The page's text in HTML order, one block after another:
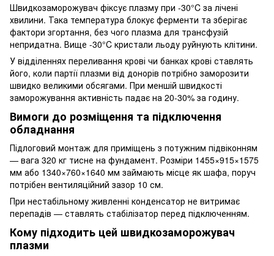
Швидкозаморожувач фіксує плазму при -30°C за лічені
хвилини. Така температура блокує ферменти та зберігає
фактори згортання, без чого плазма для трансфузій
непридатна. Вище -30°C кристали льоду руйнують клітини.
У відділеннях переливання крові чи банках крові ставлять
його, коли партії плазми від донорів потрібно заморозити
швидко великими обсягами. При меншій швидкості
заморожування активність падає на 20-30% за годину.
Вимоги до розміщення та підключення
обладнання
Підлоговий монтаж для приміщень з потужним підвіконням
— вага 320 кг тисне на фундамент. Розміри 1455×915×1575
мм або 1340×760×1640 мм займають місце як шафа, поруч
потрібен вентиляційний зазор 10 см.
При нестабільному живленні конденсатор не витримає
перепадів — ставлять стабілізатор перед підключенням.
Кому підходить цей швидкозаморожувач
плазми